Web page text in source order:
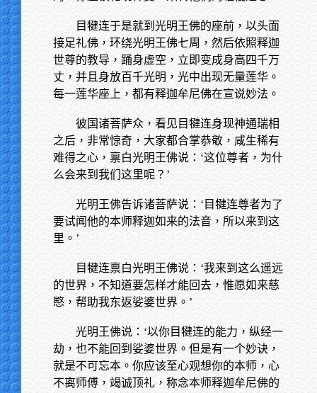
目犍连于是就到光明王佛的座前，以头面
接足礼佛，环绕光明王佛七周，然后依照释迦
世尊的教导，踊身虚空，立即变成身高四千万
丈，并且身放百千光明，光中出现无量莲华。
每一莲华座上，都有释迦牟尼佛在宣说妙法。
彼国诸菩萨众，看见目犍连身现神通瑞相
之后，非常惊奇，大家都合掌恭敬，咸生稀有
难得之心，禀白光明王佛说：‘这位尊者，为什
么会来到我们这里呢？’
光明王佛告诉诸菩萨说：‘目犍连尊者为了
要试闻他的本师释迦如来的法音，所以来到这
里。’
目犍连禀白光明王佛说：‘我来到这么遥远
的世界，不知道要怎样才能回去，惟愿如来慈
愍，帮助我东返娑婆世界。’
光明王佛说：‘以你目犍连的能力，纵经一
劫，也不能回到娑婆世界。但是有一个妙诀，
就是不可忘本。你应该至心观想你的本师，心
不离师傅，竭诚顶礼，称念本师释迦牟尼佛的